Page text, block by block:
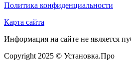
Политика конфиденциальности
Карта сайта
Информация на сайте не является
Copyright 2025 © Установка.Про